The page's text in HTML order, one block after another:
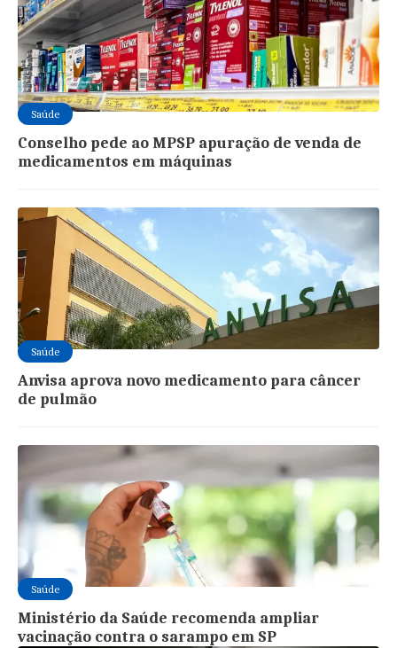
Saúde
Conselho pede ao MPSP apuração de venda de
medicamentos em máquinas
Saúde
Anvisa aprova novo medicamento para câncer
de pulmão
Saúde
Ministério da Saúde recomenda ampliar
vacinação contra o sarampo em SP